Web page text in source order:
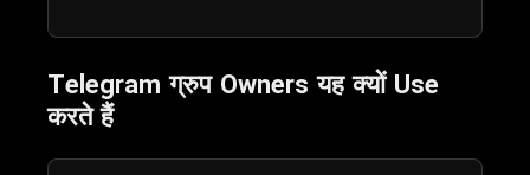
Telegram ग्रुप Owners यह क्यों Use
करते हैं